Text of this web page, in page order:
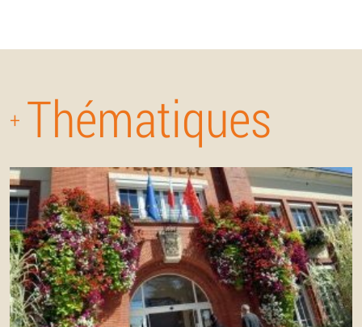
+ Thématiques